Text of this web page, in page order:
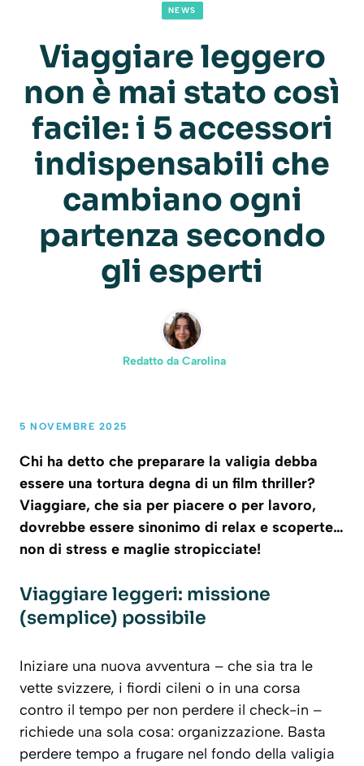
NEWS
Viaggiare leggero
non è mai stato così
facile: i 5 accessori
indispensabili che
cambiano ogni
partenza secondo
gli esperti
Redatto da Carolina
5 NOVEMBRE 2025
Chi ha detto che preparare la valigia debba
essere una tortura degna di un film thriller?
Viaggiare, che sia per piacere o per lavoro,
dovrebbe essere sinonimo di relax e scoperte…
non di stress e maglie stropicciate!
Viaggiare leggeri: missione
(semplice) possibile
Iniziare una nuova avventura – che sia tra le
vette svizzere, i fiordi cileni o in una corsa
contro il tempo per non perdere il check-in –
richiede una sola cosa: organizzazione. Basta
perdere tempo a frugare nel fondo della valigia